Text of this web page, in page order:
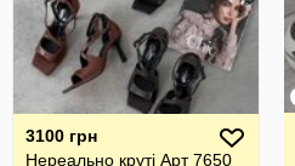
3100 грн
Нереально круті Арт 7650